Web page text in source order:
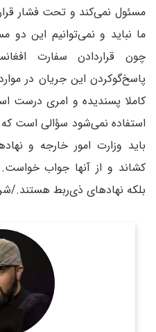
مسئول نمی‌کند و تحت فشار
ما نباید و نمی‌توانیم این دو
چون قراردادن سفارت
پاسخ‌گوکردن این جریان در
کاملا پسندیده و امری درست
استفاده نمی‌شود سؤالی است
باید وزارت امور خارجه و
کشاند و از آنها جواب
بلکه نهادهای ذی‌ربط هستند./
روزنامه نگار و کارشناس
تحریریه